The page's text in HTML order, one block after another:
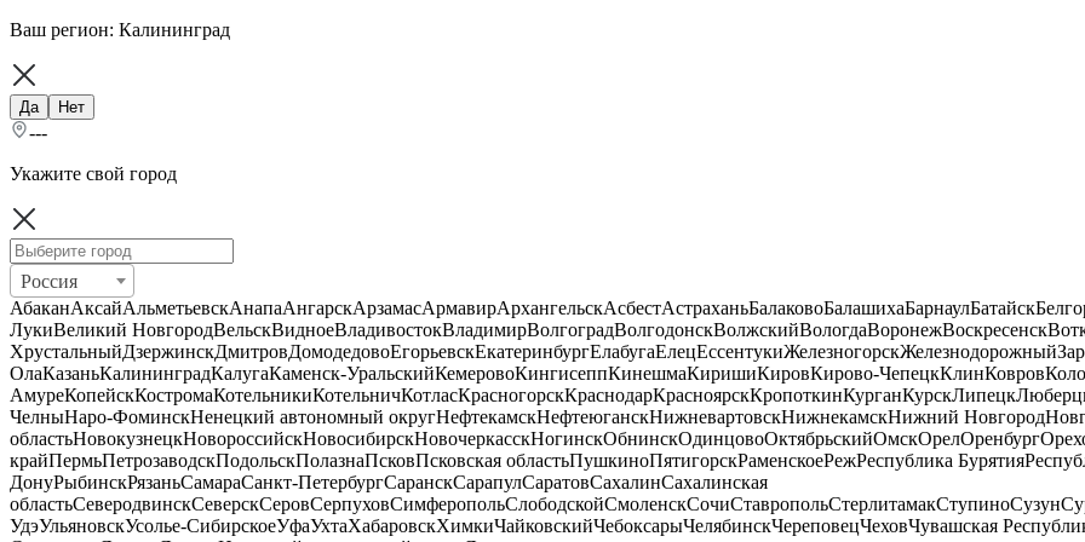
Ваш регион: Калининград
Да Нет
---
Укажите свой город
Россия
АбаканАксайАльметьевскАнапаАнгарскАрзамасАрмавирАрхангельскАсбестАстраханьБалаковоБалашихаБарнаулБатайск
ЛукиВеликий НовгородВельскВидноеВладивостокВладимирВолгоградВолгодонскВолжскийВологдаВоронежВоскресенск
ХрустальныйДзержинскДмитровДомодедовоЕгорьевскЕкатеринбургЕлабугаЕлецЕссентукиЖелезногорскЖелезнодорожный
ОлаКазаньКалининградКалугаКаменск-УральскийКемеровоКингисеппКинешмаКиришиКировКирово-ЧепецкКлинКовров
АмуреКопейскКостромаКотельникиКотельничКотласКрасногорскКраснодарКрасноярскКропоткинКурганКурскЛипецк
ЧелныНаро-ФоминскНенецкий автономный округНефтекамскНефтеюганскНижневартовскНижнекамскНижний Новгород
областьНовокузнецкНовороссийскНовосибирскНовочеркасскНогинскОбнинскОдинцовоОктябрьскийОмскОрелОренбург
крайПермьПетрозаводскПодольскПолазнаПсковПсковская областьПушкиноПятигорскРаменскоеРежРеспублика Бурятия
ДонуРыбинскРязаньСамараСанкт-ПетербургСаранскСарапулСаратовСахалинСахалинская
областьСеверодвинскСеверскСеровСерпуховСимферопольСлободскойСмоленскСочиСтавропольСтерлитамакСтупиноСузун
УдэУльяновскУсолье-СибирскоеУфаУхтаХабаровскХимкиЧайковскийЧебоксарыЧелябинскЧереповецЧеховЧувашская